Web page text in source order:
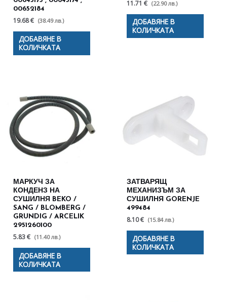
00652184
19.68 € (38.49 лв.)
ДОБАВЯНЕ В
КОЛИЧКАТА
11.71 € (22.90 лв.)
ДОБАВЯНЕ В
КОЛИЧКАТА
МАРКУЧ ЗА
КОНДЕНЗ НА
СУШИЛНЯ BEKO /
SANG / BLOMBERG /
GRUNDIG / ARCELIK
2951260100
5.83 € (11.40 лв.)
ДОБАВЯНЕ В
КОЛИЧКАТА
ЗАТВАРЯЩ
МЕХАНИЗЪМ ЗА
СУШИЛНЯ GORENJE
499484
8.10 € (15.84 лв.)
ДОБАВЯНЕ В
КОЛИЧКАТА